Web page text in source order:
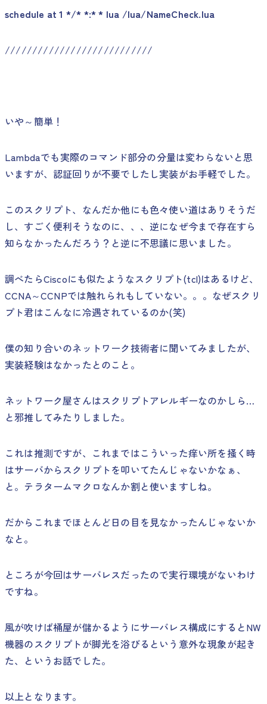
schedule at 1 */* *:* * lua /lua/NameCheck.lua
///////////////////////////
いや～簡単！
Lambdaでも実際のコマンド部分の分量は変わらないと思
いますが、認証回りが不要でしたし実装がお手軽でした。
このスクリプト、なんだか他にも色々使い道はありそうだ
し、すごく便利そうなのに、、、逆になぜ今まで存在すら
知らなかったんだろう？と逆に不思議に思いました。
調べたらCiscoにも似たようなスクリプト(tcl)はあるけど、
CCNA～CCNPでは触れられもしていない。。。なぜスクリ
プト君はこんなに冷遇されているのか(笑)
僕の知り合いのネットワーク技術者に聞いてみましたが、
実装経験はなかったとのこと。
ネットワーク屋さんはスクリプトアレルギーなのかしら…
と邪推してみたりしました。
これは推測ですが、これまではこういった痒い所を掻く時
はサーバからスクリプトを叩いてたんじゃないかなぁ、
と。テラタームマクロなんか割と使いますしね。
だからこれまでほとんど日の目を見なかったんじゃないか
なと。
ところが今回はサーバレスだったので実行環境がないわけ
ですね。
風が吹けば桶屋が儲かるようにサーバレス構成にするとNW
機器のスクリプトが脚光を浴びるという意外な現象が起き
た、というお話でした。
以上となります。